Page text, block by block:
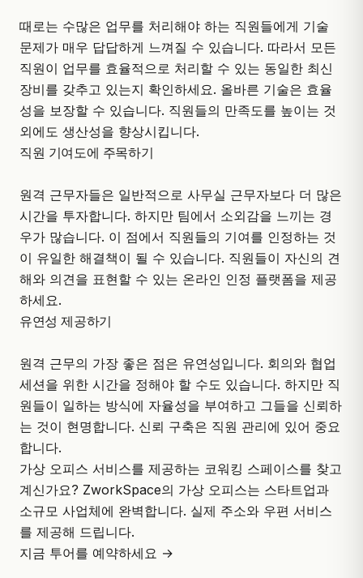
때로는 수많은 업무를 처리해야 하는 직원들에게 기술
문제가 매우 답답하게 느껴질 수 있습니다. 따라서 모든
직원이 업무를 효율적으로 처리할 수 있는 동일한 최신
장비를 갖추고 있는지 확인하세요. 올바른 기술은 효율
성을 보장할 수 있습니다. 직원들의 만족도를 높이는 것
외에도 생산성을 향상시킵니다.
직원 기여도에 주목하기
원격 근무자들은 일반적으로 사무실 근무자보다 더 많은
시간을 투자합니다. 하지만 팀에서 소외감을 느끼는 경
우가 많습니다. 이 점에서 직원들의 기여를 인정하는 것
이 유일한 해결책이 될 수 있습니다. 직원들이 자신의 견
해와 의견을 표현할 수 있는 온라인 인정 플랫폼을 제공
하세요.
유연성 제공하기
원격 근무의 가장 좋은 점은 유연성입니다. 회의와 협업
세션을 위한 시간을 정해야 할 수도 있습니다. 하지만 직
원들이 일하는 방식에 자율성을 부여하고 그들을 신뢰하
는 것이 현명합니다. 신뢰 구축은 직원 관리에 있어 중요
합니다.
가상 오피스 서비스를 제공하는 코워킹 스페이스를 찾고
계신가요? ZworkSpace의 가상 오피스는 스타트업과
소규모 사업체에 완벽합니다. 실제 주소와 우편 서비스
를 제공해 드립니다.
지금 투어를 예약하세요 →